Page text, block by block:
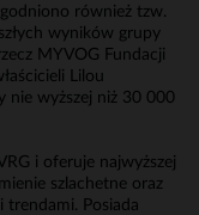
również tzw.
wyników grupy
MYVOG Fundacji
Lilou
nie wyższej niż 30 000
i oferuje najwyższej
szlachetne oraz
trendami. Posiada